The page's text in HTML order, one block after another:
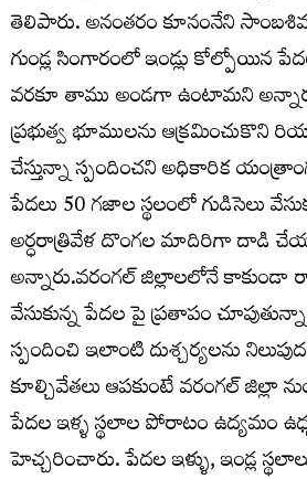
తెలిపారు. అనంతరం కూనంనేని
గుండ్ల సింగారంలో ఇండ్లు కోల్పోయిన
వరకూ తాము అండగా ఉంటామని
ప్రభుత్వ భూములను ఆక్రమించుకొని
చేస్తున్నా స్పందించని అధికారిక
పేదలు 50 గజాల స్థలంలో గుడిసెలు
అర్ధరాత్రివేళ దొంగల మాదిరిగా దాడి
అన్నారు.వరంగల్ జిల్లాలలోనే కాకుండా
వేసుకున్న పేదల పై ప్రతాపం
స్పందించి ఇలాంటి దుశ్చర్యలను
కూల్చివేతలు ఆపకుంటే వరంగల్ జిల్లా
పేదల ఇళ్ళ స్థలాల పోరాటం ఉద్యమం
హెచ్చరించారు. పేదల ఇళ్ళు, ఇండ్ల